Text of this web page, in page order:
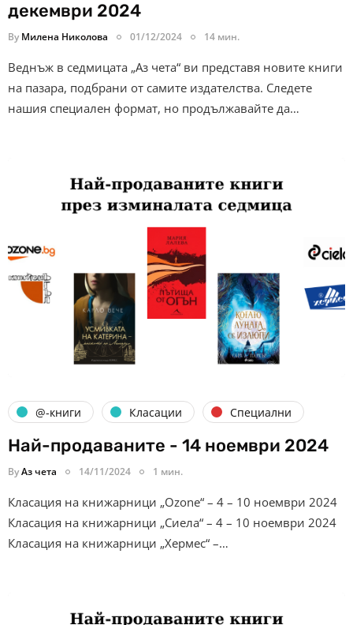
декември 2024
By Милена Николова 01/12/2024 14 мин.
Веднъж в седмицата „Аз чета“ ви представя новите книги
на пазара, подбрани от самите издателства. Следете
нашия специален формат, но продължавайте да…
@-книги Класации Специални
Най-продаваните - 14 ноември 2024
ByАз чета 14/11/2024 1 мин.
Класация на книжарници „Ozone“ – 4 – 10 ноември 2024
Класация на книжарници „Сиела“ – 4 – 10 ноември 2024
Класация на книжарници „Хермес“ –…